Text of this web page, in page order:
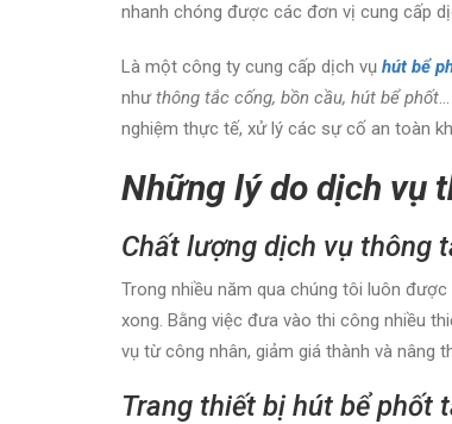
nhanh chóng được các đơn vị cung cấp
Là một công ty cung cấp dịch vụ hút bể
nhưthông tắc cống, bồn cầu, hút bể phốt
nghiệm thực tế, xử lý các sự cố an toàn
Những lý do dịch vụ
Chất lượng dịch vụ thông
Trong nhiều năm qua chúng tôi luôn
xong. Bằng việc đưa vào thi công nhiều
vụ từ công nhân, giảm giá thành và nâng
Trang thiết bị hút bể phốt